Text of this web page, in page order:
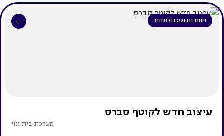
חומרים וטכנולוגיות
עיצוב חדש לקוטף סברס
מערכת בית ונוי